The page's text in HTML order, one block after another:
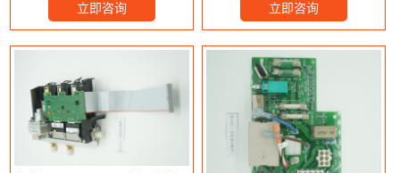
立即咨询 立即咨询